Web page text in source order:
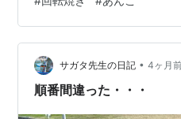
上げにゴマ油・ラー油を垂ら
だいぶ濃いめやけどイケる
の良い香りが食欲誘います
い味付け。煮込まれ…
サガタ先生の日記 • 4ヶ月
順番間違った・・・